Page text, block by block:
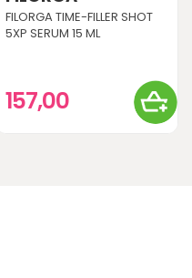
FILORGA TIME-FILLER SHOT
5XP SERUM 15 ML
157,00